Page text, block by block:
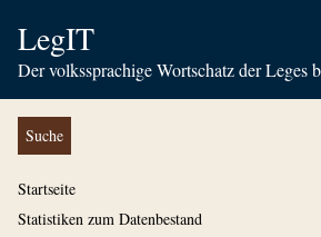
LegIT
Der volkssprachige Wortschatz der Leges
Suche
Startseite
Statistiken zum Datenbestand